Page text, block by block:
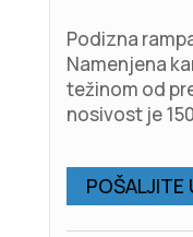
Podizna
Namenjena
težinom od
nosivost je
POŠALJITE